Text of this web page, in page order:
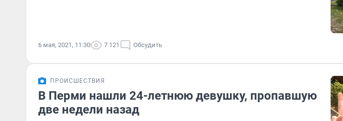
6 мая, 2021, 11:30 7 121 Обсудить
ПРОИСШЕСТВИЯ
В Перми нашли 24-летнюю девушку, пропавшую
две недели назад